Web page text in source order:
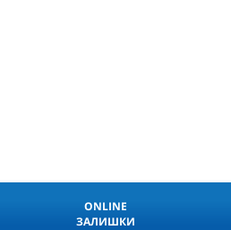
ONLINE
ЗАЛИШКИ